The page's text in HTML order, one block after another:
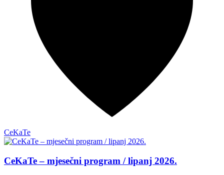
CeKaTe
CeKaTe – mjesečni program / lipanj 2026.